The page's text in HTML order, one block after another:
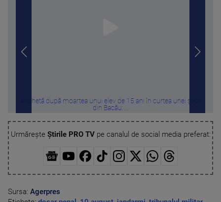
Anchetă după moartea unui elev de 15 ani în curtea unei școli
din Bacău: ...
Urmărește Știrile PRO TVpe canalul de social media preferat:
Sursa: Agerpres